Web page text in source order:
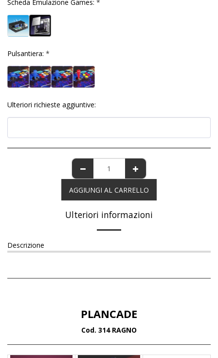
Scheda Emulazione Games: *
Pulsantiera: *
Ulteriori richieste aggiuntive:
AGGIUNGI AL CARRELLO
Ulteriori informazioni
Descrizione
PLANCADE
Cod. 314 RAGNO